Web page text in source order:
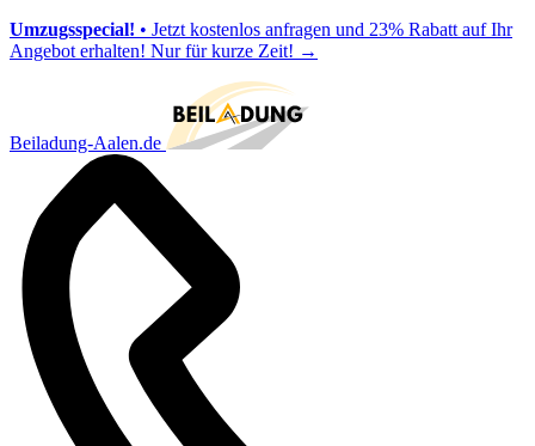
Umzugsspecial! • Jetzt kostenlos anfragen und 23% Rabatt auf Ihr
Angebot erhalten! Nur für kurze Zeit! →
Beiladung-Aalen.de